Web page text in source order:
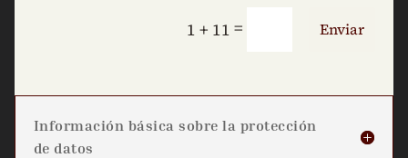
1 + 11 = Enviar
Información básica sobre la protección
de datos